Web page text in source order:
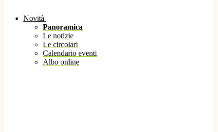
Novità
Panoramica
Le notizie
Le circolari
Calendario eventi
Albo online